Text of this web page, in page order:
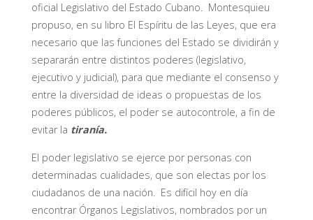
oficial Legislativo del Estado Cubano. Montesquieu
propuso, en su libro El Espíritu de las Leyes, que era
necesario que las funciones del Estado se dividirán y
separarán entre distintos poderes (legislativo,
ejecutivo y judicial), para que mediante el consenso y
entre la diversidad de ideas o propuestas de los
poderes públicos, el poder se autocontrole, a fin de
evitar la tiranía.
El poder legislativo se ejerce por personas con
determinadas cualidades, que son electas por los
ciudadanos de una nación. Es difícil hoy en día
encontrar Órganos Legislativos, nombrados por un